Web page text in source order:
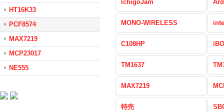
HT16K33
PCF8574
MAX7219
MCP23017
NE555
IchigoJam
MONO-WIRELESS
C108HP
TM1637
MAX7219
特売